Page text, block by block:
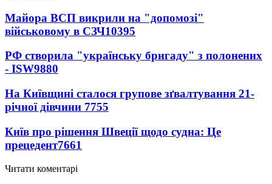
Майора ВСП викрили на "допомозі"
військовому в СЗЧ10395
РФ створила "українську бригаду" з полонених
- ISW9880
На Київщині сталося групове зґвалтування 21-
річної дівчини 7755
Київ про рішення Швеції щодо судна: Це
прецедент7661
Читати коментарі